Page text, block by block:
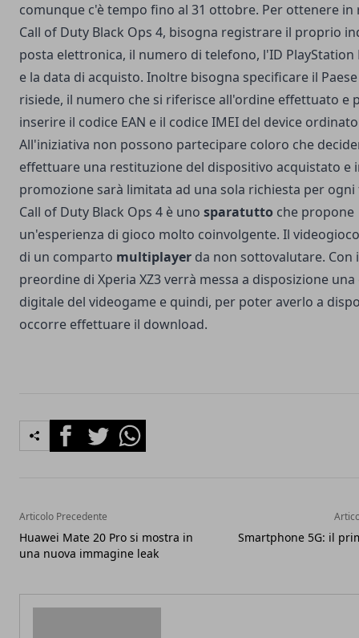
comunque c'è tempo fino al 31 ottobre. Per ottenere in
Call of Duty Black Ops 4, bisogna registrare il proprio
posta elettronica, il numero di telefono, l'ID
e la data di acquisto. Inoltre bisogna specificare il
risiede, il numero che si riferisce all'ordine effettuato e
inserire il codice EAN e il codice IMEI del device
All'iniziativa non possono partecipare coloro che
effettuare una restituzione del dispositivo acquistato e
promozione sarà limitata ad una sola richiesta per
Call of Duty Black Ops 4 è uno sparatutto che propone
un'esperienza di gioco molto coinvolgente. Il
di un comparto multiplayer da non sottovalutare. Con
preordine di Xperia XZ3 verrà messa a disposizione una
digitale del videogame e quindi, per poter averlo a
occorre effettuare il download.
FacebookTwitterWhatsapp
Articolo Precedente
Huawei Mate 20 Pro si mostra in
una nuova immagine leak
Smartphone 5G: il